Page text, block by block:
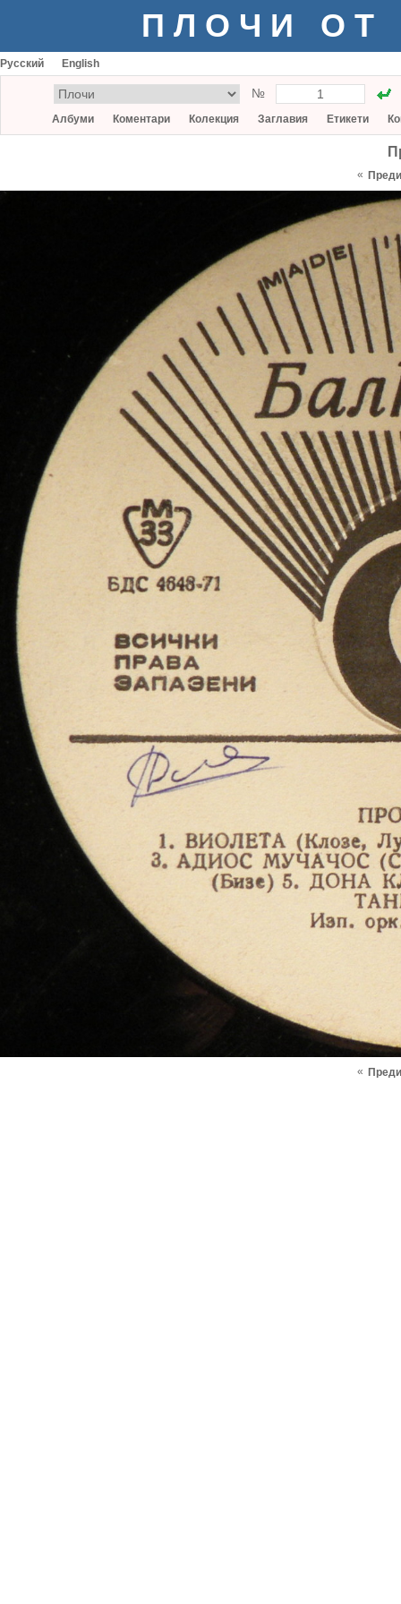
ПЛОЧИ ОТ
Русский English
№
Албуми Коментари Колекция Заглавия Етикети
«
«